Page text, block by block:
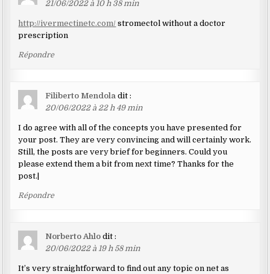
21/06/2022 à 10 h 38 min
http://ivermectinetc.com/ stromectol without a doctor
prescription
Répondre
Filiberto Mendola dit :
20/06/2022 à 22 h 49 min
I do agree with all of the concepts you have presented for
your post. They are very convincing and will certainly work.
Still, the posts are very brief for beginners. Could you
please extend them a bit from next time? Thanks for the
post.|
Répondre
Norberto Ahlo dit :
20/06/2022 à 19 h 58 min
It’s very straightforward to find out any topic on net as